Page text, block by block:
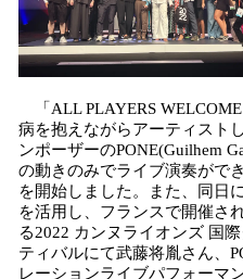
「ALL PLAYERS
病を抱えながらアーティスト
ンポーザーのPONE(Guilhem
の動きのみでライブ演奏がで
を開始しました。また、同日
を活用し、フランスで開催さ
る2022 カンヌライオンズ 国
ティバルにて武藤将胤さん、
レーションライブパフォーマ